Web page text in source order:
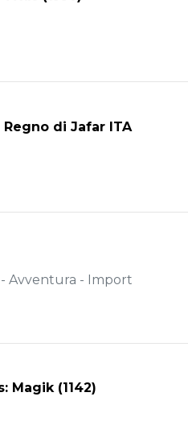
di Jafar ITA
Avventura - Import
Magik (1142)